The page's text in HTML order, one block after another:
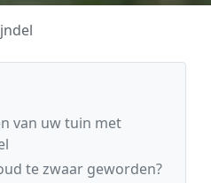
van uw tuin met
te zwaar geworden?